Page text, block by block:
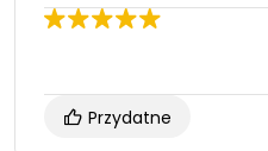
Przydatne